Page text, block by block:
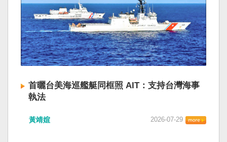
首曬台美海巡艦艇同框照 AIT：支持台灣海事
執法
黃靖媗 2026-07-29